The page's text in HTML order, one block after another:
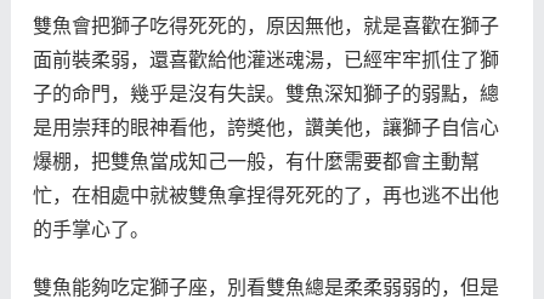
雙魚會把獅子吃得死死的，原因無他，就是喜歡在獅子
面前裝柔弱，還喜歡給他灌迷魂湯，已經牢牢抓住了獅
子的命門，幾乎是沒有失誤。雙魚深知獅子的弱點，總
是用崇拜的眼神看他，誇獎他，讚美他，讓獅子自信心
爆棚，把雙魚當成知己一般，有什麼需要都會主動幫
忙，在相處中就被雙魚拿捏得死死的了，再也逃不出他
的手掌心了。
雙魚能夠吃定獅子座，別看雙魚總是柔柔弱弱的，但是